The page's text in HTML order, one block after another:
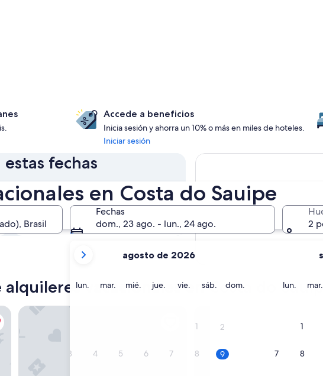
en Costa do Sauipe
Fechas
dom., 23 ago. - lun., 24 ago.
meses
son
August
2026
agosto de 2026
lun. lunesmar. martes
mié. miércoles
jue. jueves
vie. viernes
sáb. sábado
dom.
1 2
3 4 5 6 7 8 9
lun. lunesmar.
1
7 8
2
Accede a beneficios
Inicia sesión y ahorra un 10% o más en miles de hoteles.
Iniciar sesión
fechas
En dos meses
2 oct. - 4 oct.
En cuatro meses
27 nov. - 29 nov.
vacacionales en Costa do Sauipe
Vacation home on Linha Verde (Swimming pool, Games room, Gourmet